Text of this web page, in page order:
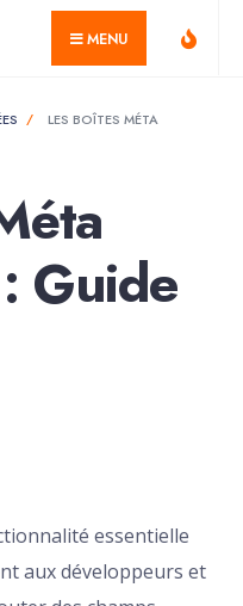
MENU
LES BOÎTES MÉTA
Guide
essentielle
aux développeurs et